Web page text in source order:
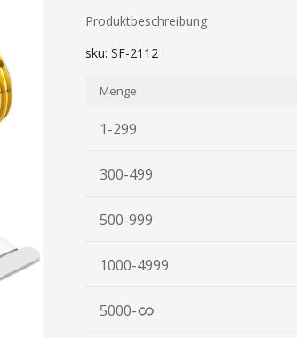
Produktbeschreibung
sku: SF-2112
Menge
1-299
300-499
500-999
1000-4999
5000-